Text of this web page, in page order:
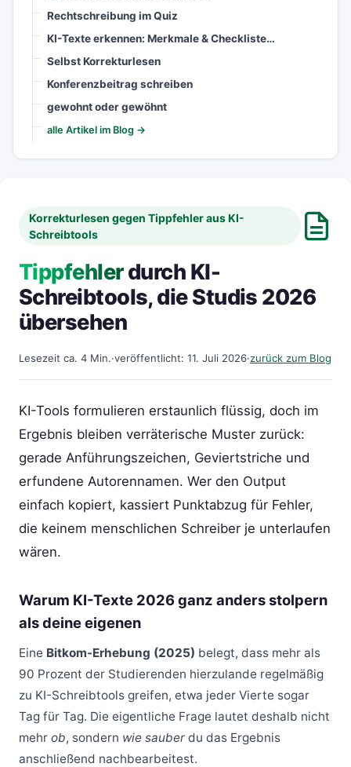
Rechtschreibung im Quiz
KI-Texte erkennen: Merkmale & Checkliste…
Selbst Korrekturlesen
Konferenzbeitrag schreiben
gewohnt oder gewöhnt
alle Artikel im Blog →
Korrekturlesen gegen Tippfehler aus KI-
Schreibtools
Tippfehlerdurch KI-
Schreibtools, die Studis 2026
übersehen
Lesezeit ca. 4 Min.·veröffentlicht: 11. Juli 2026·zurück zum Blog
KI-Tools formulieren erstaunlich flüssig, doch im
Ergebnis bleiben verräterische Muster zurück:
gerade Anführungszeichen, Geviertstriche und
erfundene Autorennamen. Wer den Output
einfach kopiert, kassiert Punktabzug für Fehler,
die keinem menschlichen Schreiber je unterlaufen
wären.
Warum KI-Texte 2026 ganz anders stolpern
als deine eigenen
Eine Bitkom-Erhebung (2025) belegt, dass mehr als
90 Prozent der Studierenden hierzulande regelmäßig
zu KI-Schreibtools greifen, etwa jeder Vierte sogar
Tag für Tag. Die eigentliche Frage lautet deshalb nicht
mehr ob, sondern wie sauber du das Ergebnis
anschließend nachbearbeitest.